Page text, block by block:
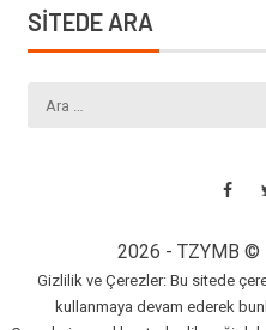
SİTEDE ARA
2026 - TZYMB ©
Gizlilik ve Çerezler: Bu sitede
kullanmaya devam ederek